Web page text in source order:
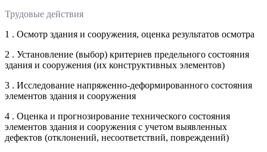
Трудовые действия
1 . Осмотр здания и сооружения, оценка результатов осмотра
2 . Установление (выбор) критериев предельного состояния
здания и сооружения (их конструктивных элементов)
3 . Исследование напряженно-деформированного состояния
элементов здания и сооружения
4 . Оценка и прогнозирование технического состояния
элементов здания и сооружения с учетом выявленных
дефектов (отклонений, несоответствий, повреждений)